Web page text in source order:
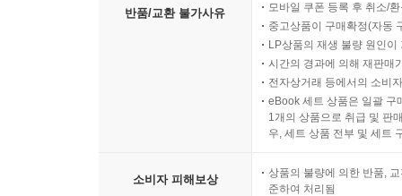
반품/교환 불가사유
모바일 쿠폰 등록 후 취소/
중고상품이 구매확정(자동
LP상품의 재생 불량 원인
시간의 경과에 의해 재판매
전자상거래 등에서의 소비
eBook 세트 상품은 일괄 구
1개의 상품으로 취급 및 판
우, 세트 상품 전부 및 세트
소비자 피해보상
상품의 불량에 의한 반품,
준하여 처리됨